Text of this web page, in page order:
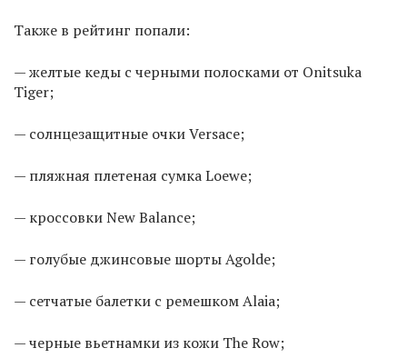
Также в рейтинг попали:
— желтые кеды с черными полосками от Onitsuka
Tiger;
— солнцезащитные очки Versace;
— пляжная плетеная сумка Loewe;
— кроссовки New Balance;
— голубые джинсовые шорты Agolde;
— сетчатые балетки с ремешком Alaia;
— черные вьетнамки из кожи The Row;